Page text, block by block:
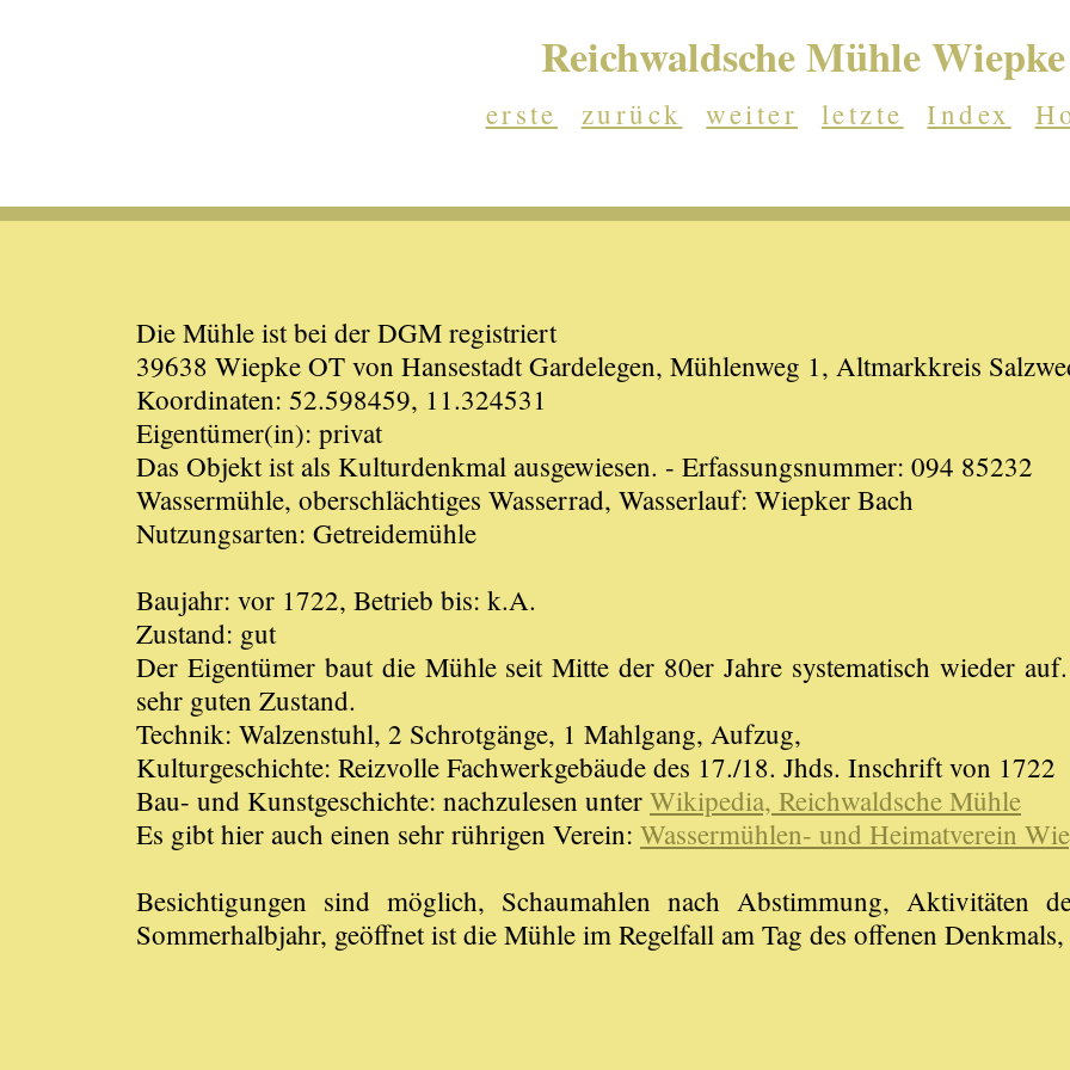
Reichwaldsche Mühle Wiepke
erste zurück weiter letzte Index
Die Mühle ist bei der DGM registriert
39638 Wiepke OT von Hansestadt Gardelegen, Mühlenweg 1, Altmarkkreis
Koordinaten: 52.598459, 11.324531
Eigentümer(in): privat
Das Objekt ist als Kulturdenkmal ausgewiesen. - Erfassungsnummer: 094 85232
Wassermühle, oberschlächtiges Wasserrad, Wasserlauf: Wiepker Bach
Nutzungsarten: Getreidemühle
Baujahr: vor 1722, Betrieb bis: k.A.
Zustand: gut
Der Eigentümer baut die Mühle seit Mitte der 80er Jahre systematisch wieder
sehr guten Zustand.
Technik: Walzenstuhl, 2 Schrotgänge, 1 Mahlgang, Aufzug,
Kulturgeschichte: Reizvolle Fachwerkgebäude des 17./18. Jhds. Inschrift von 1722
Bau- und Kunstgeschichte: nachzulesen unter Wikipedia, Reichwaldsche Mühle
Es gibt hier auch einen sehr rührigen Verein: Wassermühlen- und Heimatverein
Besichtigungen sind möglich, Schaumahlen nach Abstimmung, Aktivitäten
Sommerhalbjahr, geöffnet ist die Mühle im Regelfall am Tag des offenen Denkmals,